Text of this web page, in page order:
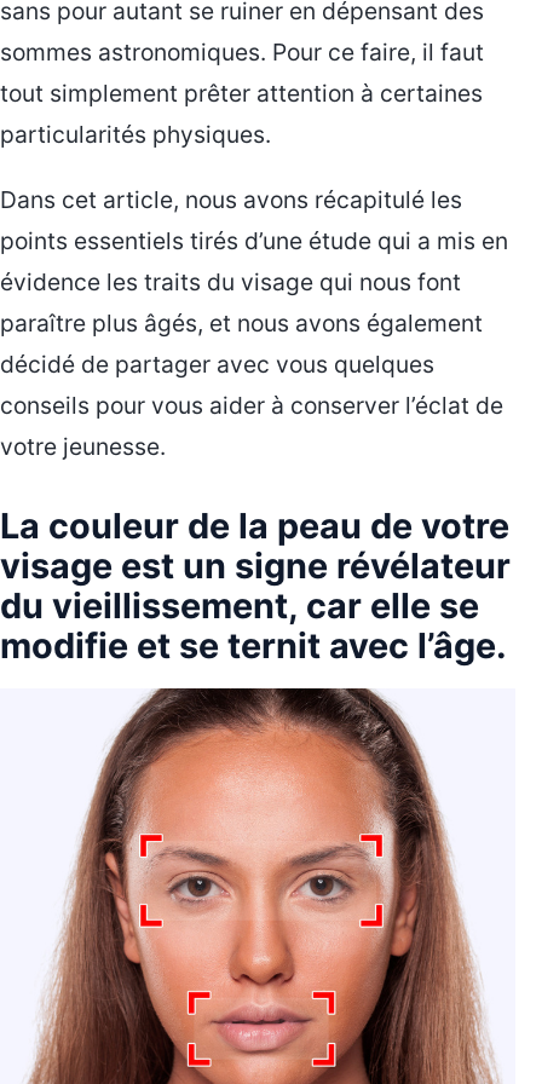
sans pour autant se ruiner en dépensant des
sommes astronomiques. Pour ce faire, il faut
tout simplement prêter attention à certaines
particularités physiques.
Dans cet article, nous avons récapitulé les
points essentiels tirés d’une étude qui a mis en
évidence les traits du visage qui nous font
paraître plus âgés, et nous avons également
décidé de partager avec vous quelques
conseils pour vous aider à conserver l’éclat de
votre jeunesse.
La couleur de la peau de votre
visage est un signe révélateur
du vieillissement, car elle se
modifie et se ternit avec l’âge.